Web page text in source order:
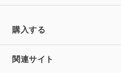
購入する
関連サイト